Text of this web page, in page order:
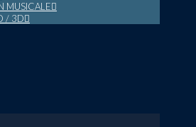
MUSICALE
/ 3D